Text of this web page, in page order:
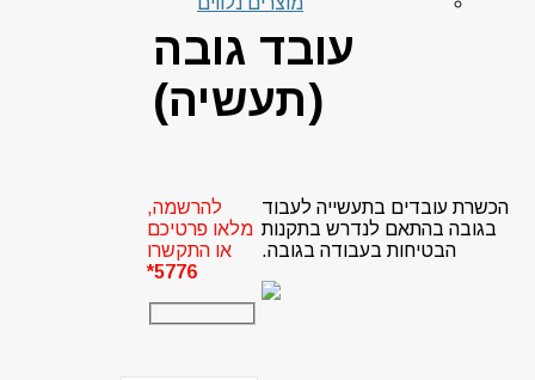
עובד גובה
(תעשיה)
הכשרת עובדים בתעשייה לעבוד
בגובה בהתאם לנדרש בתקנות
הבטיחות בעבודה בגובה.
להרשמה,
מלאו פרטיכם
או התקשרו
5776*